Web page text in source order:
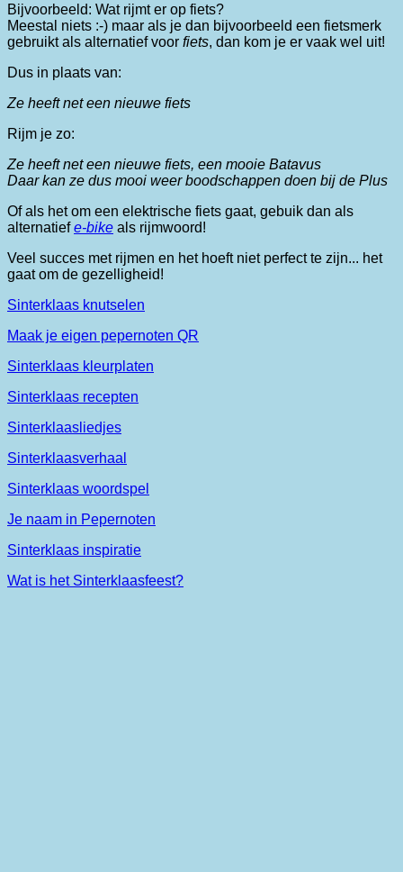
Bijvoorbeeld: Wat rijmt er op fiets?
Meestal niets :-) maar als je dan bijvoorbeeld een fietsmerk
gebruikt als alternatief voor fiets, dan kom je er vaak wel uit!
Dus in plaats van:
Ze heeft net een nieuwe fiets
Rijm je zo:
Ze heeft net een nieuwe fiets, een mooie Batavus
Daar kan ze dus mooi weer boodschappen doen bij de Plus
Of als het om een elektrische fiets gaat, gebuik dan als
alternatiefe-bike als rijmwoord!
Veel succes met rijmen en het hoeft niet perfect te zijn... het
gaat om de gezelligheid!
Sinterklaas knutselen
Maak je eigen pepernoten QR
Sinterklaas kleurplaten
Sinterklaas recepten
Sinterklaasliedjes
Sinterklaasverhaal
Sinterklaas woordspel
Je naam in Pepernoten
Sinterklaas inspiratie
Wat is het Sinterklaasfeest?